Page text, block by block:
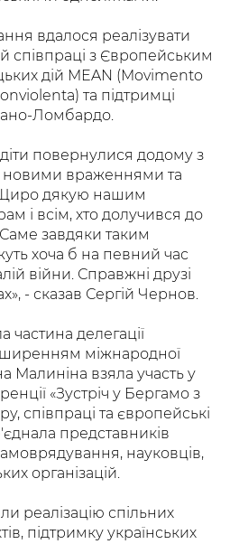
вдалося реалізувати
співпраці з Європейським
дій MEAN (Movimento
та підтримці
Ломбардо.
повернулися додому з
враженнями та
Щиро дякую нашим
і всім, хто долучився до
Саме завдяки таким
хоча б на певний час
війни. Справжні друзі
- сказав Сергій Чернов.
делегації
міжнародної
Малиніна взяла участь у
«Зустріч у Бергамо з
співпраці та європейські
представників
науковців,
організацій.
реалізацію спільних
підтримку українських